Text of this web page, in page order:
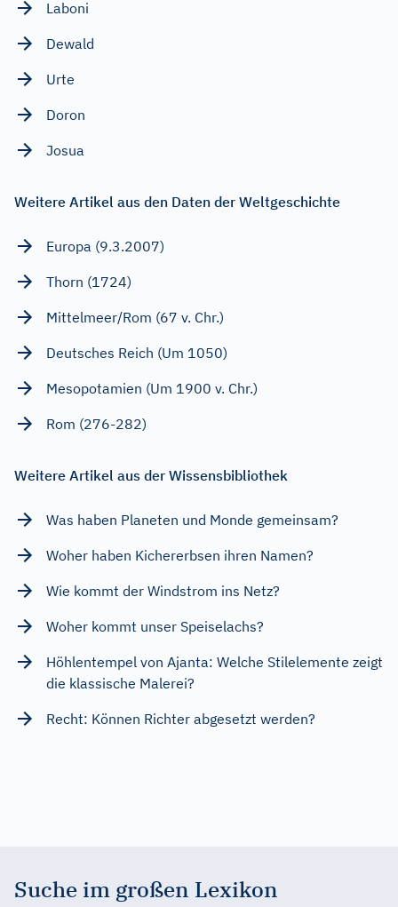
Laboni
Dewald
Urte
Doron
Josua
Weitere Artikel aus den Daten der Weltgeschichte
Europa (9.3.2007)
Thorn (1724)
Mittelmeer/Rom (67 v. Chr.)
Deutsches Reich (Um 1050)
Mesopotamien (Um 1900 v. Chr.)
Rom (276-282)
Weitere Artikel aus der Wissensbibliothek
Was haben Planeten und Monde gemeinsam?
Woher haben Kichererbsen ihren Namen?
Wie kommt der Windstrom ins Netz?
Woher kommt unser Speiselachs?
Höhlentempel von Ajanta: Welche Stilelemente zeigt
die klassische Malerei?
Recht: Können Richter abgesetzt werden?
Suche im großen Lexikon